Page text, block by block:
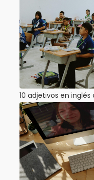
10 adjetivos en